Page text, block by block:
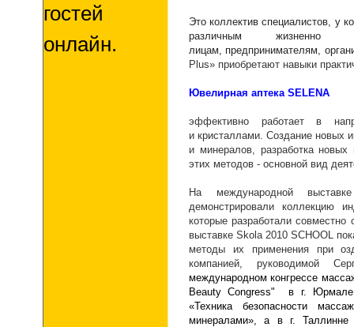
гостей
онлайн.
Это коллектив специалистов, у
различным жизненно
лицам, предпринимателям,
Plus» приобретают навыки
Ювелирная аптека S ELENA
эффективно работает в
и кристаллами. Создание новых
и минералов, разработка новых
этих методов - основной вид
На международной
демонстрировали коллекцию
которые разработали
выставке Skola 2010 SCHOOL
методы их применения при
компанией, руководимой
международном конгрессе
Beauty Congress" в г.
«Техника безопасности
минералами», а в г. Таллинне